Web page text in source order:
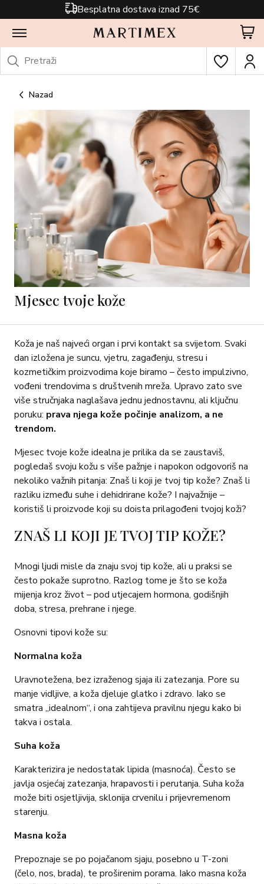
Besplatna dostava iznad 75€
Nazad
Mjesec tvoje kože
Koža je naš najveći organ i prvi kontakt sa svijetom. Svaki
dan izložena je suncu, vjetru, zagađenju, stresu i
kozmetičkim proizvodima koje biramo – često impulzivno,
vođeni trendovima s društvenih mreža. Upravo zato sve
više stručnjaka naglašava jednu jednostavnu, ali ključnu
poruku: prava njega kože počinje analizom, a ne
trendom.
Mjesec tvoje kože idealna je prilika da se zaustaviš,
pogledaš svoju kožu s više pažnje i napokon odgovoriš na
nekoliko važnih pitanja: Znaš li koji je tvoj tip kože? Znaš li
razliku između suhe i dehidrirane kože? I najvažnije –
koristiš li proizvode koji su doista prilagođeni tvojoj koži?
ZNAŠ LI KOJI JE TVOJ TIP KOŽE?
Mnogi ljudi misle da znaju svoj tip kože, ali u praksi se
često pokaže suprotno. Razlog tome je što se koža
mijenja kroz život – pod utjecajem hormona, godišnjih
doba, stresa, prehrane i njege.
Osnovni tipovi kože su:
Normalna koža
Uravnotežena, bez izraženog sjaja ili zatezanja. Pore su
manje vidljive, a koža djeluje glatko i zdravo. Iako se
smatra „idealnom“, i ona zahtijeva pravilnu njegu kako bi
takva i ostala.
Suha koža
Karakterizira je nedostatak lipida (masnoća). Često se
javlja osjećaj zatezanja, hrapavosti i perutanja. Suha koža
može biti osjetljivija, sklonija crvenilu i prijevremenom
starenju.
Masna koža
Prepoznaje se po pojačanom sjaju, posebno u T-zoni
(čelo, nos, brada), te proširenim porama. Iako masna koža